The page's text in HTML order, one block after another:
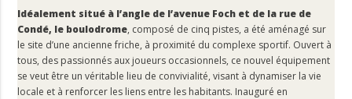
Idéalement situé à l’angle de l’avenue Foch et de la rue de
Condé, le boulodrome, composé de cinq pistes, a été aménagé sur
le site d’une ancienne friche, à proximité du complexe sportif. Ouvert à
tous, des passionnés aux joueurs occasionnels, ce nouvel équipement
se veut être un véritable lieu de convivialité, visant à dynamiser la vie
locale et à renforcer les liens entre les habitants. Inauguré en